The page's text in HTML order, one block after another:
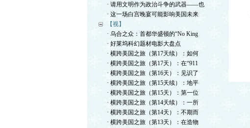
· 请用文明作为政治斗争的武器——也
· 这一场白宫晚宴可能影响美国未来
【视】
· 乌合之众：首都华盛顿的“No King
· 好莱坞科幻题材电影大盘点
· 横跨美国之旅（第17天续）：如何
· 横跨美国之旅（第17天）：在“911
· 横跨美国之旅（第16天）：见识了
· 横跨美国之旅（第15天续）：地平
· 横跨美国之旅（第15天）：第一位
· 横跨美国之旅（第14天续）：一所
· 横跨美国之旅（第14天）：不期而
· 横跨美国之旅（第13天）：在造物